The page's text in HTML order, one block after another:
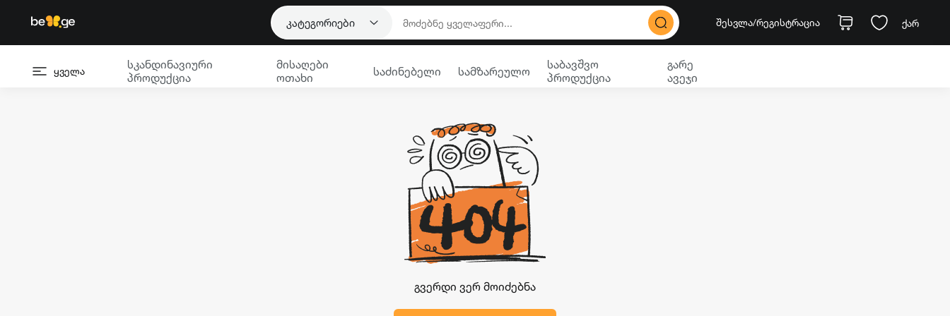
კატეგორიები შესვლა/რეგისტრაცია ქარ
ყველა
სკანდინავიური
პროდუქცია
მისაღები
ოთახი
საძინებელი სამზარეულო
საბავშვო
პროდუქცია
გარე
ავეჯი
გვერდი ვერ მოიძებნა